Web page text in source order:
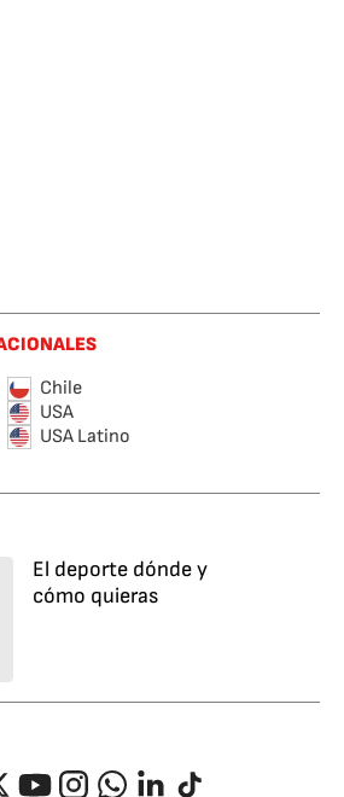
Chile
USA
USA Latino
El deporte dónde y
cómo quieras
YouTubeInstagramWhatsappLinkedIn
TikTok